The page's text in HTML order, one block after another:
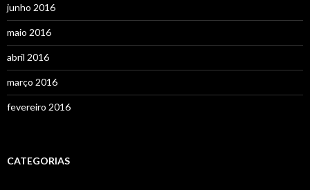
junho 2016
maio 2016
abril 2016
março 2016
fevereiro 2016
CATEGORIAS